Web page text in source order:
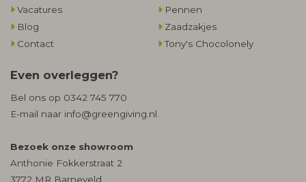
Vacatures
Blog
Contact
Pennen
Zaadzakjes
Tony's Chocolonely
Even overleggen?
Bel ons op 0342 745 770
E-mail naar info@greengiving.nl
Bezoek onze showroom
Anthonie Fokkerstraat 2
3772 MR Barneveld